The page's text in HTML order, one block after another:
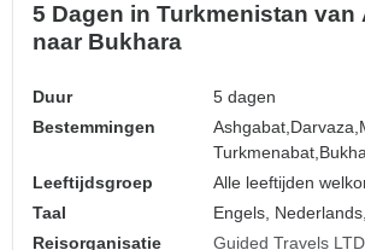
5 Dagen in Turkmenistan van
naar Bukhara
Duur
5 dagen
Bestemmingen
Ashgabat, Darvaza,
Turkmenabat,
Leeftijdsgroep
Alle leeftijden
Taal
Engels, Nederlands,
Reisorganisatie
Guided Travels LTD